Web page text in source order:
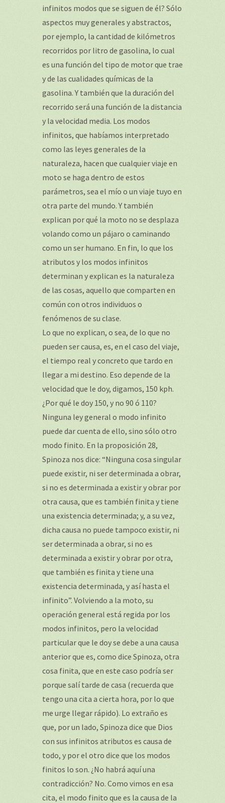
infinitos modos que se siguen de él? Sólo
aspectos muy generales y abstractos,
por ejemplo, la cantidad de kilómetros
recorridos por litro de gasolina, lo cual
es una función del tipo de motor que trae
y de las cualidades químicas de la
gasolina. Y también que la duración del
recorrido será una función de la distancia
y la velocidad media. Los modos
infinitos, que habíamos interpretado
como las leyes generales de la
naturaleza, hacen que cualquier viaje en
moto se haga dentro de estos
parámetros, sea el mío o un viaje tuyo en
otra parte del mundo. Y también
explican por qué la moto no se desplaza
volando como un pájaro o caminando
como un ser humano. En fin, lo que los
atributos y los modos infinitos
determinan y explican es la naturaleza
de las cosas, aquello que comparten en
común con otros individuos o
fenómenos de su clase.
Lo que no explican, o sea, de lo que no
pueden ser causa, es, en el caso del viaje,
el tiempo real y concreto que tardo en
llegar a mi destino. Eso depende de la
velocidad que le doy, digamos, 150 kph.
¿Por qué le doy 150, y no 90 ó 110?
Ninguna ley general o modo infinito
puede dar cuenta de ello, sino sólo otro
modo finito. En la proposición 28,
Spinoza nos dice: “Ninguna cosa singular
puede existir, ni ser determinada a obrar,
si no es determinada a existir y obrar por
otra causa, que es también finita y tiene
una existencia determinada; y, a su vez,
dicha causa no puede tampoco existir, ni
ser determinada a obrar, si no es
determinada a existir y obrar por otra,
que también es finita y tiene una
existencia determinada, y así hasta el
infinito”. Volviendo a la moto, su
operación general está regida por los
modos infinitos, pero la velocidad
particular que le doy se debe a una causa
anterior que es, como dice Spinoza, otra
cosa finita, que en este caso podría ser
porque salí tarde de casa (recuerda que
tengo una cita a cierta hora, por lo que
me urge llegar rápido). Lo extraño es
que, por un lado, Spinoza dice que Dios
con sus infinitos atributos es causa de
todo, y por el otro dice que los modos
finitos lo son. ¿No habrá aquí una
contradicción? No. Como vimos en esa
cita, el modo finito que es la causa de la